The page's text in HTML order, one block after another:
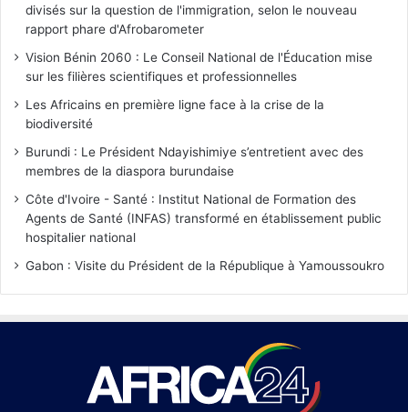
divisés sur la question de l'immigration, selon le nouveau
rapport phare d'Afrobarometer
Vision Bénin 2060 : Le Conseil National de l'Éducation mise
sur les filières scientifiques et professionnelles
Les Africains en première ligne face à la crise de la
biodiversité
Burundi : Le Président Ndayishimiye s’entretient avec des
membres de la diaspora burundaise
Côte d'Ivoire - Santé : Institut National de Formation des
Agents de Santé (INFAS) transformé en établissement public
hospitalier national
Gabon : Visite du Président de la République à Yamoussoukro